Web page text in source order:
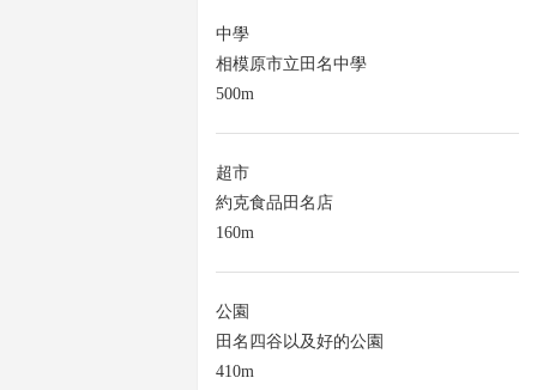
中學
相模原市立田名中學
500m
超市
約克食品田名店
160m
公園
田名四谷以及好的公園
410m